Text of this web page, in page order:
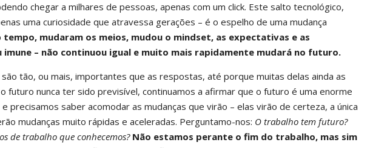
chegar a milhares de pessoas, apenas com um click. Este salto tecnológico,
uma curiosidade que atravessa gerações – é o espelho de uma mudança
tempo, mudaram os meios, mudou o mindset, as expectativas e as
imune – não continuou igual e muito mais rapidamente mudará no futuro.
tão, ou mais, importantes que as respostas, até porque muitas delas ainda as
futuro nunca ter sido previsível, continuamos a afirmar que o futuro é uma enorme
precisamos saber acomodar as mudanças que virão – elas virão de certeza, a única
mudanças muito rápidas e aceleradas. Perguntamo-nos: O trabalho tem futuro?
de trabalho que conhecemos? Não estamos perante o fim do trabalho, mas sim